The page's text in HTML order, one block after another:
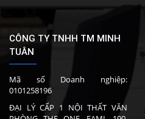
CÔNG TY TNHH TM MINH
TUÂN
Mã số Doanh nghiệp:
0101258196
ĐẠI LÝ CẤP 1 NỘI THẤT VĂN